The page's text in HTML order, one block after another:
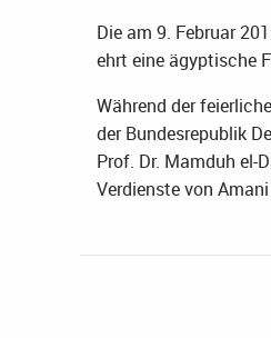
Die am 9. Februar
ehrt eine ägyptische
Während der
der Bundesrepublik
Prof. Dr. Mamduh el-
Verdienste von